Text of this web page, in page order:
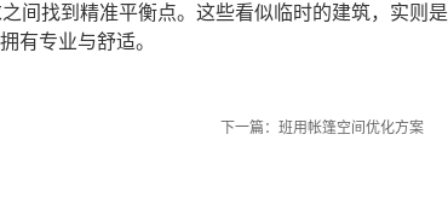
间找到精准平衡点。这些看似临时的建筑，实则是
有专业与舒适。
下一篇： 班用帐篷空间优化方案